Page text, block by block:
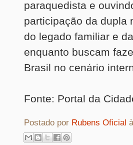
paraquedista e
participação da dupla
do legado familiar e
enquanto buscam
Brasil no cenário
Fonte: Portal da
Postado por Rubens Oficial